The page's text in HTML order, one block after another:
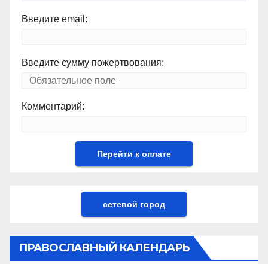
Введите email:
Введите сумму пожертвования:
Комментарий:
сетевой город
ПРАВОСЛАВНЫЙ КАЛЕНДАРЬ